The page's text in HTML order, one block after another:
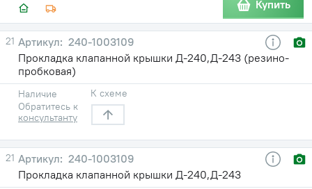
Купить
21
240-1003109
Прокладка клапанной крышки Д-240,Д-243 (резино-
пробковая)
Наличие
Обратитесь к
консультанту
К схеме
21
240-1003109
Прокладка клапанной крышки Д-240,Д-243